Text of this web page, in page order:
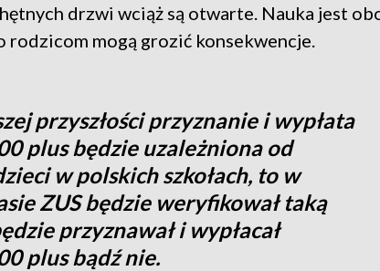
drzwi wciąż są otwarte. Nauka jest
mogą grozić konsekwencje.
przyszłości przyznanie i wypłata
plus będzie uzależniona od
w polskich szkołach, to w
ZUS będzie weryfikował taką
przyznawał i wypłacał
plus bądź nie.